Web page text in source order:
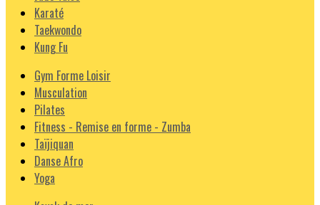
Karaté
Taekwondo
Kung Fu
Gym Forme Loisir
Musculation
Pilates
Fitness - Remise en forme - Zumba
Taïjiquan
Danse Afro
Yoga